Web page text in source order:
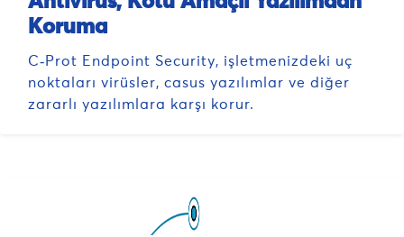
Koruma
C‑Prot Endpoint Security, işletmenizdeki uç
noktaları virüsler, casus yazılımlar ve diğer
zararlı yazılımlara karşı korur.